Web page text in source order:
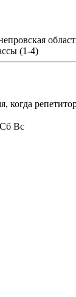
(1-4)
когда
Сб Вс